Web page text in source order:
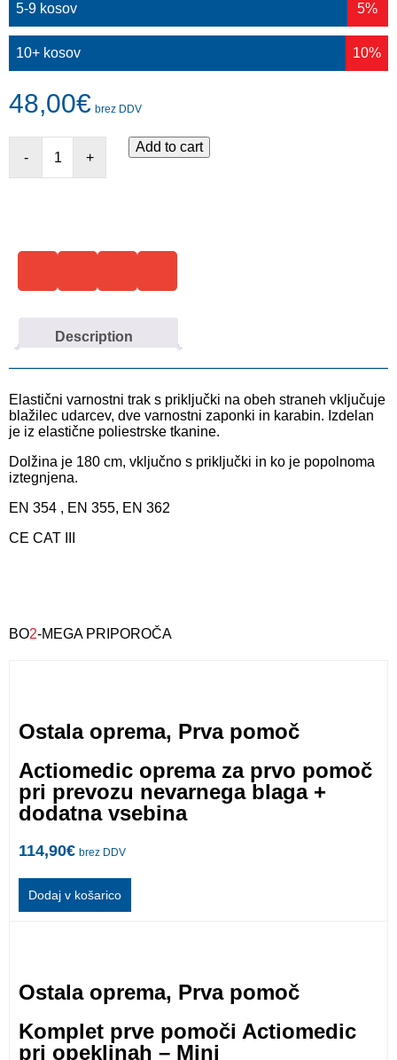
5-9 kosov 5%
10+ kosov 10%
48,00€ brez DDV
- +
Add to cart
Description
Elastični varnostni trak s priključki na obeh straneh vključuje
blažilec udarcev, dve varnostni zaponki in karabin. Izdelan
je iz elastične poliestrske tkanine.
Dolžina je 180 cm, vključno s priključki in ko je popolnoma
iztegnjena.
EN 354 , EN 355, EN 362
CE CAT III
BO2-MEGA PRIPOROČA
Ostala oprema, Prva pomoč
Actiomedic oprema za prvo pomoč
pri prevozu nevarnega blaga +
dodatna vsebina
114,90€ brez DDV
Dodaj v košarico
Ostala oprema, Prva pomoč
Komplet prve pomoči Actiomedic
pri opeklinah – Mini